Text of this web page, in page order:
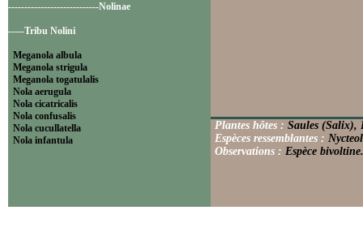
----------------------------Nolinae
-----Tribu Nolini
Meganola albula
Meganola strigula
Meganola togatulalis
Nola aerugula
Nola cicatricalis
Nola confusalis
Nola cucullatella
Nola infantula
Plantes hôtes : Saules (Salix),
Espèces ressemblantes :
Observations : Espèce